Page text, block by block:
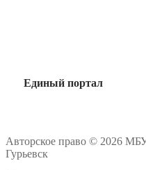
Единый портал
Авторское право © 2026
Гурьевск